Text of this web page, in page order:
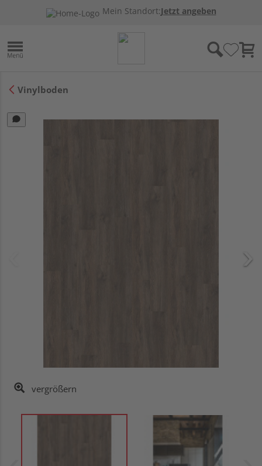
Mein Standort:Jetzt angeben
Vinylboden
vergrößern